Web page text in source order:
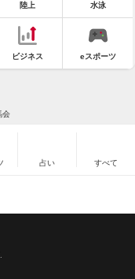
陸上 水泳
ビジネス eスポーツ
会
占い すべて